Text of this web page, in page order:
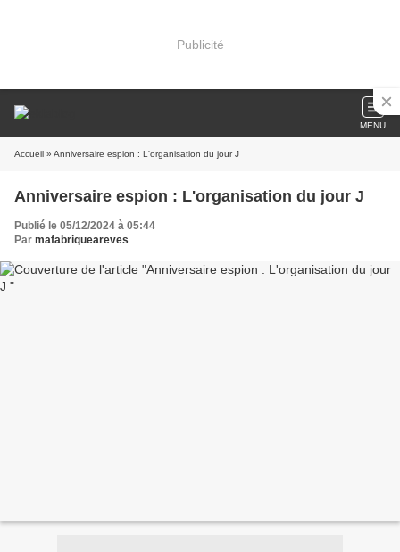
Publicité
MENU
Accueil » Anniversaire espion : L'organisation du jour J
Anniversaire espion : L'organisation du jour J
Publié le 05/12/2024 à 05:44
Par mafabriqueareves